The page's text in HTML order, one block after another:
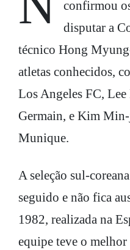
confirmou
disputar a
técnico Hong
atletas conhecidos,
Los Angeles FC,
Germain, e Kim
Munique.
A seleção sul-
seguido e não fica
1982, realizada na
equipe teve o melhor